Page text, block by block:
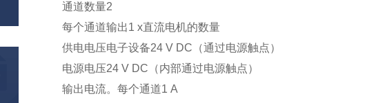
通道数量2
每个通道输出1 x直流电机的数量
供电电压电子设备24 V DC（通过电源触点）
电源电压24 V DC（内部通过电源触点）
输出电流。每个通道1 A